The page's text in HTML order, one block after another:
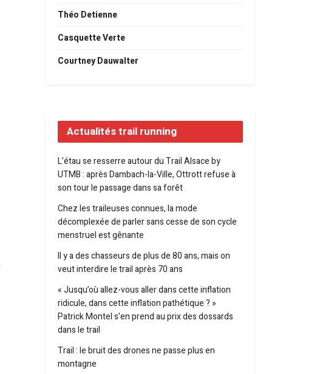
Théo Detienne
Casquette Verte
Courtney Dauwalter
Actualités trail running
L’étau se resserre autour du Trail Alsace by
UTMB : après Dambach-la-Ville, Ottrott refuse à
son tour le passage dans sa forêt
Chez les traileuses connues, la mode
décomplexée de parler sans cesse de son cycle
menstruel est gênante
Il y a des chasseurs de plus de 80 ans, mais on
veut interdire le trail après 70 ans
« Jusqu’où allez-vous aller dans cette inflation
ridicule, dans cette inflation pathétique ? »
Patrick Montel s’en prend au prix des dossards
dans le trail
Trail : le bruit des drones ne passe plus en
montagne